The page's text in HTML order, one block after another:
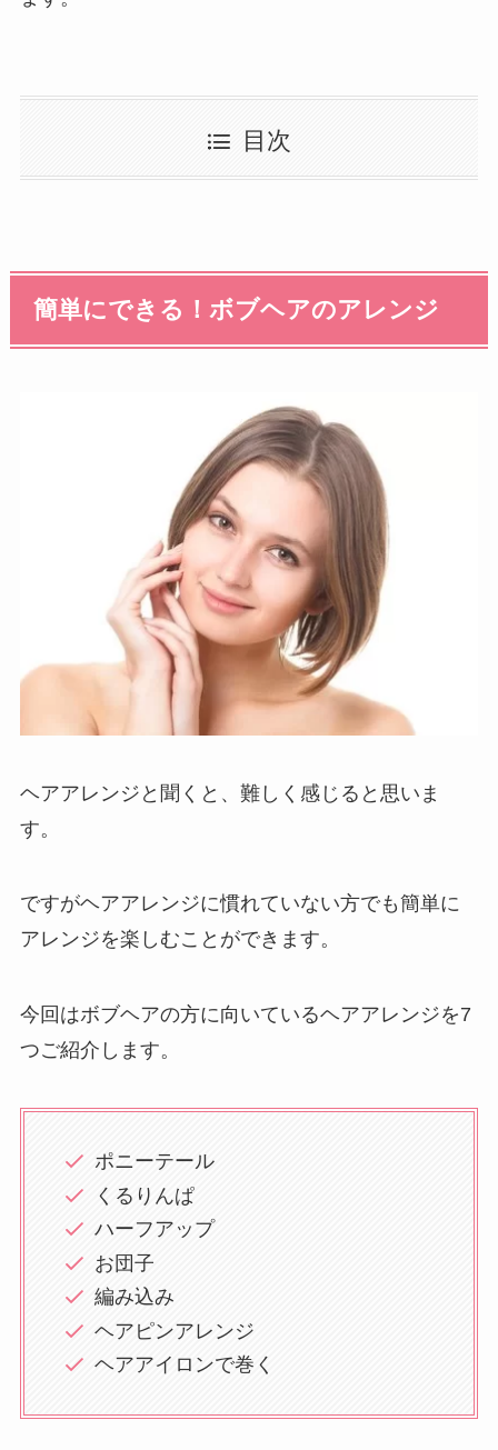
目次
簡単にできる！ボブヘアのアレンジ
ヘアアレンジと聞くと、難しく感じると思いま
す。
ですがヘアアレンジに慣れていない方でも簡単に
アレンジを楽しむことができます。
今回はボブヘアの方に向いているヘアアレンジを7
つご紹介します。
ポニーテール
くるりんぱ
ハーフアップ
お団子
編み込み
ヘアピンアレンジ
ヘアアイロンで巻く